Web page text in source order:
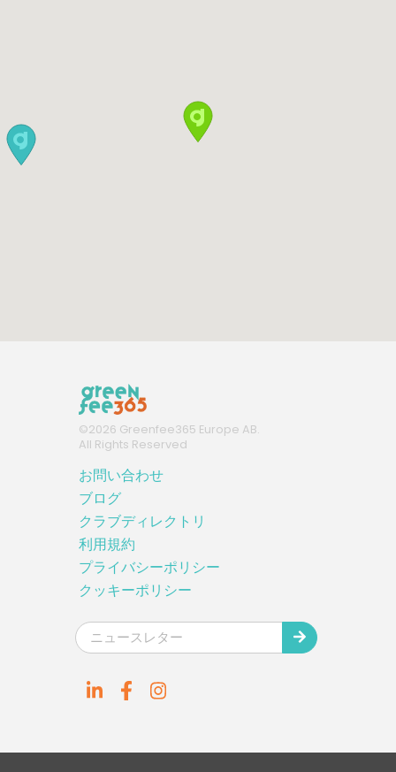
©2026 Greenfee365 Europe AB.
All Rights Reserved
お問い合わせ
ブログ
クラブディレクトリ
利用規約
プライバシーポリシー
クッキーポリシー